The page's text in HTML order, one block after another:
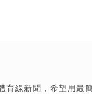
線新聞，希望用最